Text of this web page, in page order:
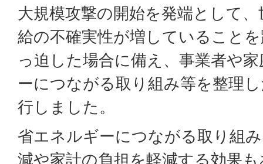
大規模攻撃の開始を発端として
給の不確実性が増していること
っ迫した場合に備え、事業者や
ーにつながる取り組み等を整理
行しました。
省エネルギーにつながる取り組
減や家計の負担を軽減する効果